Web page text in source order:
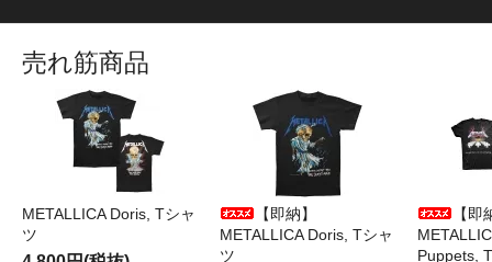
売れ筋商品
METALLICA Doris, Tシャ
ツ
【即納】
METALLICA Doris, Tシャ
ツ
【即
Puppets,